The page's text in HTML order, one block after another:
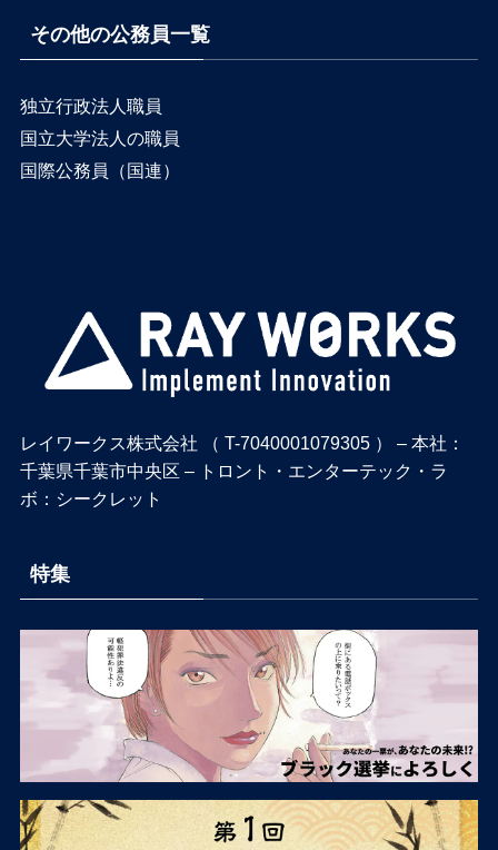
その他の公務員一覧
独立行政法人職員
国立大学法人の職員
国際公務員（国連）
レイワークス株式会社 （ T-7040001079305 ） – 本社：
千葉県千葉市中央区 – トロント・エンターテック・ラ
ボ：シークレット
特集